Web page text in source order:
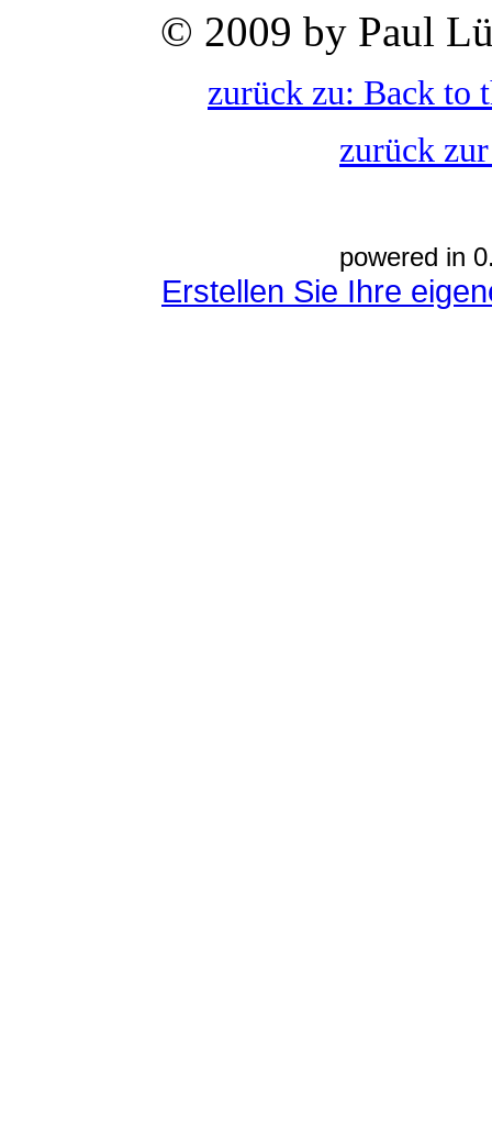
© 2009 by Paul
zurück zu: Back to
zurück
powered in
Erstellen Sie Ihre